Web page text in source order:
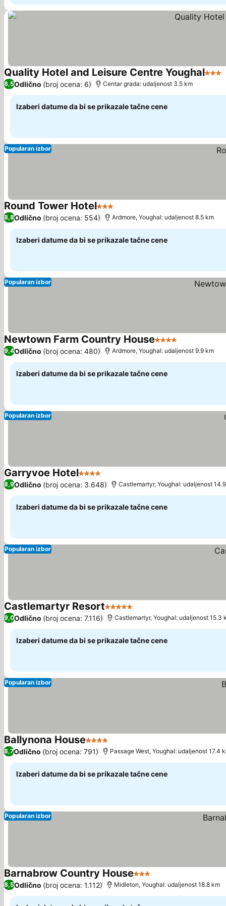
Quality Hotel and Leisure Centre Youghal3
8,5Odlično (broj ocena: 6) Centar grada: udaljenost 3.5 km
Izaberi datume da bi se prikazale tačne cene
Popularan izbor
Round Tower Hotel3 Zvezdice
8,8Odlično (broj ocena: 554) Ardmore, Youghal: udaljenost 8.5 km
Izaberi datume da bi se prikazale tačne cene
Popularan izbor
Newtown Farm Country House4 Zvezdice
9,4Odlično (broj ocena: 480) Ardmore, Youghal: udaljenost 9.9 km
Izaberi datume da bi se prikazale tačne cene
Popularan izbor
Garryvoe Hotel4 ZvezdicePogledaj cene
8,9Odlično (broj ocena: 3.648) Castlemartyr, Youghal: udaljenost
Izaberi datume da bi se prikazale tačne cene
Popularan izbor
Castlemartyr Resort5 Zvezdice
9,0Odlično (broj ocena: 7.116) Castlemartyr, Youghal: udaljenost 15.3
Izaberi datume da bi se prikazale tačne cene
Popularan izbor
Ballynona House4 Zvezdice
8,7Odlično (broj ocena: 791) Passage West, Youghal: udaljenost 17.4
Izaberi datume da bi se prikazale tačne cene
Popularan izbor
Barnabrow Country House3 Zvezdice
8,5Odlično (broj ocena: 1.112) Midleton, Youghal: udaljenost 18.8 km